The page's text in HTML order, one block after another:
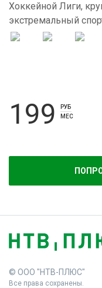
Хоккейной Лиги,
экстремальный
199
РУБ
МЕС
© ООО "НТВ-ПЛЮС"
Все права сохранены.